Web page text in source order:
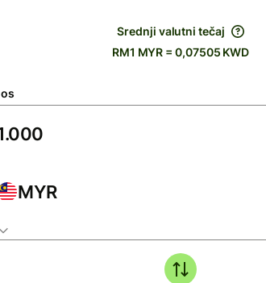
Srednji valutni tečaj
RM1 MYR = 0,07505 KWD
MYR